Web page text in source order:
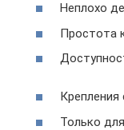
Неплохо
Простота
Только